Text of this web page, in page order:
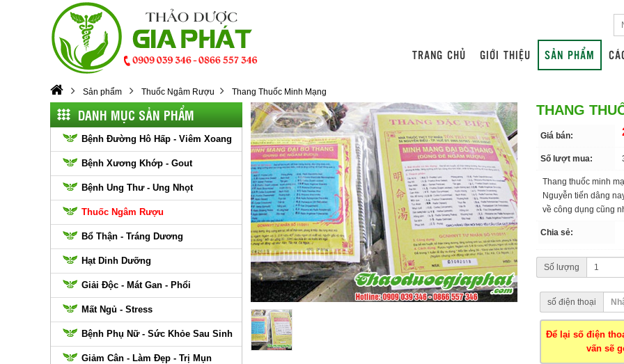
TRANG CHỦ GIỚI THIỆU SẢN PHẨM
Sản phẩm Thuốc Ngâm Rượu Thang Thuốc Minh Mạng
THANG
Giá bán:
Số lượt mua:
Thang thuốc minh
Nguyễn tiến dâng
về công dụng cũng
Chia sẻ:
Số lượng
số điện thoại
Để lại số điện
vấn sẽ
DANH MỤC SẢN PHẨM
Bệnh Đường Hô Hấp - Viêm Xoang
Bệnh Xương Khớp - Gout
Bệnh Ung Thư - Ung Nhọt
Thuốc Ngâm Rượu
Bổ Thận - Tráng Dương
Hạt Dinh Dưỡng
Giải Độc - Mát Gan - Phổi
Mất Ngủ - Stress
Bệnh Phụ Nữ - Sức Khỏe Sau Sinh
Giảm Cân - Làm Đẹp - Trị Mụn